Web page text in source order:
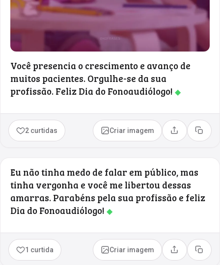
Você presencia o crescimento e avanço de
muitos pacientes. Orgulhe-se da sua
profissão. Feliz Dia do Fonoaudiólogo! ◆
2 curtidas Criar imagem Compartilhar
Copiar
Eu não tinha medo de falar em público, mas
tinha vergonha e você me libertou dessas
amarras. Parabéns pela sua profissão e feliz
Dia do Fonoaudiólogo! ◆
1 curtida Criar imagem Compartilhar
Copiar